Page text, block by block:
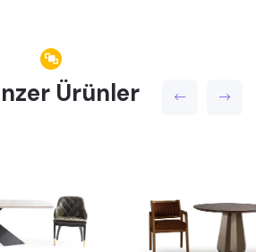
Ürünler